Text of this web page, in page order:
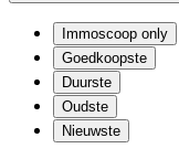
Immoscoop only
Goedkoopste
Duurste
Oudste
Nieuwste